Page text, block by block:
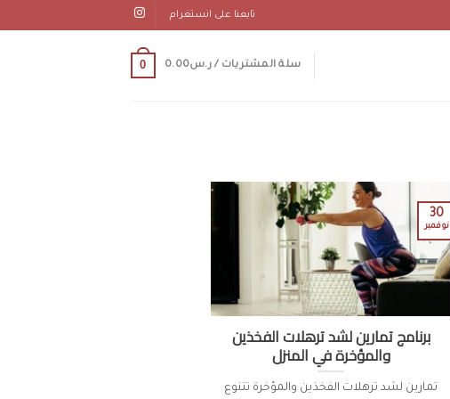
تابعنا على انستغرام
سلة المشتريات /ر.س0.00
0
برنامج تمارين لشد ترهلات الفخذين
والمؤخرة في المنزل
تمارين لشد ترهلات الفخذين والمؤخرة تتنوع
30
نوفمبر